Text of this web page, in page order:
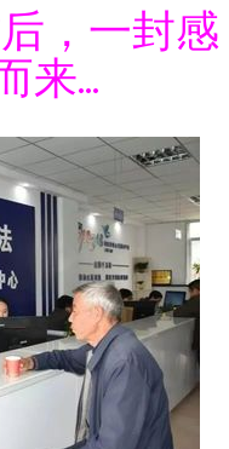
，一封感
来...